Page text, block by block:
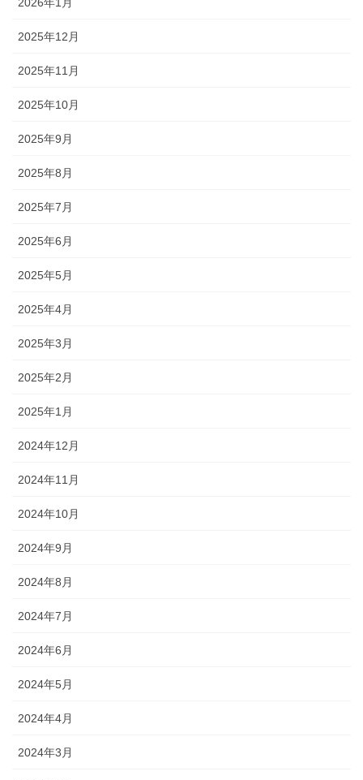
2025年12月
2025年11月
2025年10月
2025年9月
2025年8月
2025年7月
2025年6月
2025年5月
2025年4月
2025年3月
2025年2月
2025年1月
2024年12月
2024年11月
2024年10月
2024年9月
2024年8月
2024年7月
2024年6月
2024年5月
2024年4月
2024年3月